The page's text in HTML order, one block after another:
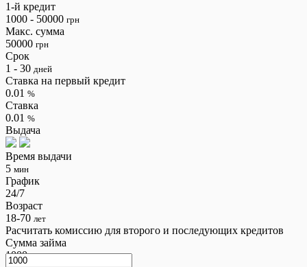
1-й кредит
1000 - 50000 грн
Макс. сумма
50000 грн
Срок
1 - 30 дней
Ставка на первый кредит
0.01 %
Ставка
0.01 %
Выдача
Время выдачи
5 мин
График
24/7
Возраст
18-70 лет
Расчитать комиссию для второго и последующих кредитов
Сумма займа
1000грн